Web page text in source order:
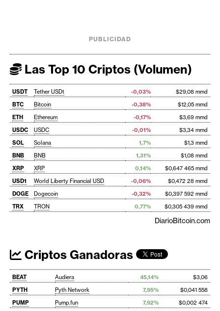
PUBLICIDAD
Las Top 10 Criptos (Volumen)
USDT Tether USDt -0,03%
$29,08 mmd
BTC
Bitcoin -0,38%
$12,05 mmd
ETH
Ethereum -0,17%
$3,69 mmd
USDC
USDC -0,01%
$3,34 mmd
SOL
Solana 1,7%
$1,3 mmd
BNB
BNB 1,31%
$1,08 mmd
XRP
XRP 0,14%
$0,647 465 mmd
USD1
World Liberty Financial USD -0,06%
$0,472 28 mmd
DOGE
Dogecoin -0,32%
$0,397 592 mmd
TRX
TRON 0,77% $0,305 439 mmd
DiarioBitcoin.com
Criptos Ganadoras
BEAT Audiera 45,14%
$3,06
PYTH
Pyth Network 7,95%
$0,041 558
PUMP
Pump.fun 7,92%
$0,002 474